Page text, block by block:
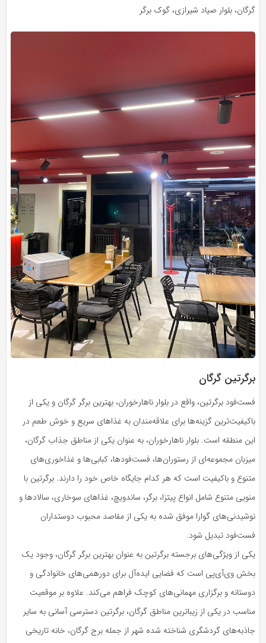
گرگان، بلوار صیاد شیرازی، گوک برگر
برگرتین گرگان
فست‌فود برگرتین، واقع در بلوار ناهارخوران، بهترین برگر گرگان و یکی از
باکیفیت‌ترین گزینه‌ها برای علاقه‌مندان به غذاهای سریع و خوش طعم در
این منطقه است. بلوار ناهارخوران، به عنوان یکی از مناطق جذاب گرگان،
میزبان مجموعه‌ای از رستوران‌ها، فست‌فودها، کبابی‌ها و غذاخوری‌های
متنوع و باکیفیت است که هر کدام جایگاه خاص خود را دارند. برگرتین با
منویی متنوع شامل انواع پیتزا، برگر، ساندویچ، غذاهای سوخاری، سالادها و
نوشیدنی‌های گوارا موفق شده به یکی از مقاصد محبوب دوستداران
فست‌فود تبدیل شود.
یکی از ویژگی‌های برجسته برگرتین به عنوان بهترین برگر گرگان، وجود یک
بخش وی‌آی‌پی است که فضایی ایده‌آل برای دورهمی‌های خانوادگی و
دوستانه و برگزاری مهمانی‌های کوچک فراهم می‌کند. علاوه بر موقعیت
مناسب در یکی از زیباترین مناطق گرگان، برگرتین دسترسی آسانی به سایر
جاذبه‌های گردشگری شناخته شده شهر از جمله برج گرگان، خانه تاریخی